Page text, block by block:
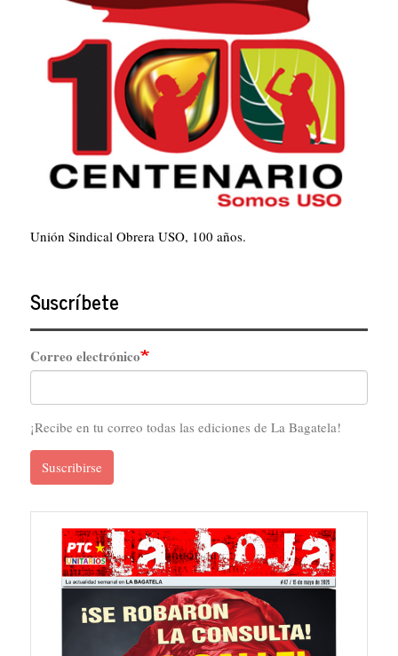
Unión Sindical Obrera USO, 100 años.
Suscríbete
Correo electrónico
¡Recibe en tu correo todas las ediciones de La Bagatela!
Suscribirse